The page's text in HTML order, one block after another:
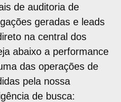
de auditoria de
geradas e leads
na central dos
abaixo a performance
das operações de
pela nossa
de busca: